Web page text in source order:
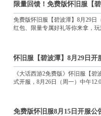
限量回馈！免费版怀旧服【
免费版怀旧服【碧波潭】8月29日
红包、限量专属好礼等你来拿，玩
怀旧服【碧波潭】8月29日开
《大话西游2免费版》怀旧服【碧
式开服，8月26日（周一）中午
免费版怀旧服8月15日开服公